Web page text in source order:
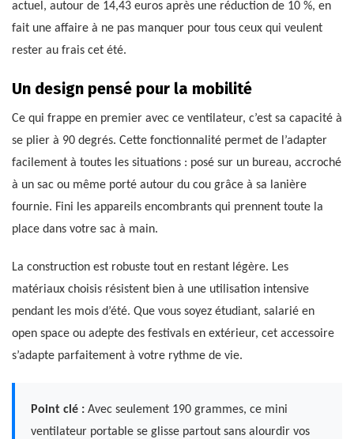
actuel, autour de 14,43 euros après une réduction de 10 %, en
fait une affaire à ne pas manquer pour tous ceux qui veulent
rester au frais cet été.
Un design pensé pour la mobilité
Ce qui frappe en premier avec ce ventilateur, c’est sa capacité à
se plier à 90 degrés. Cette fonctionnalité permet de l’adapter
facilement à toutes les situations : posé sur un bureau, accroché
à un sac ou même porté autour du cou grâce à sa lanière
fournie. Fini les appareils encombrants qui prennent toute la
place dans votre sac à main.
La construction est robuste tout en restant légère. Les
matériaux choisis résistent bien à une utilisation intensive
pendant les mois d’été. Que vous soyez étudiant, salarié en
open space ou adepte des festivals en extérieur, cet accessoire
s’adapte parfaitement à votre rythme de vie.
Point clé : Avec seulement 190 grammes, ce mini
ventilateur portable se glisse partout sans alourdir vos